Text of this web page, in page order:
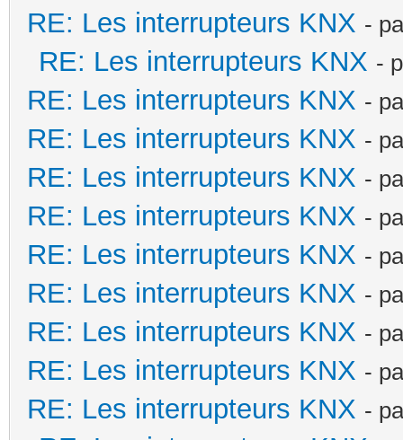
RE: Les interrupteurs KNX -
RE: Les interrupteurs KNX -
RE: Les interrupteurs KNX -
RE: Les interrupteurs KNX -
RE: Les interrupteurs KNX -
RE: Les interrupteurs KNX -
RE: Les interrupteurs KNX -
RE: Les interrupteurs KNX -
RE: Les interrupteurs KNX -
RE: Les interrupteurs KNX -
RE: Les interrupteurs KNX -